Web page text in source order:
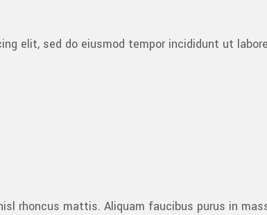
elit, sed do eiusmod tempor incididunt ut
rhoncus mattis. Aliquam faucibus purus in